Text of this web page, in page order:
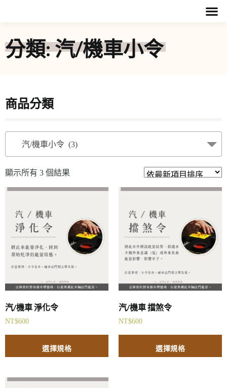
分類: 汽/機車小令
商品分類
汽/機車小令 (3)
顯示所有 3 個結果
汽/機車 淨化令
NT$600
選擇規格
汽/機車 擋煞令
NT$600
選擇規格